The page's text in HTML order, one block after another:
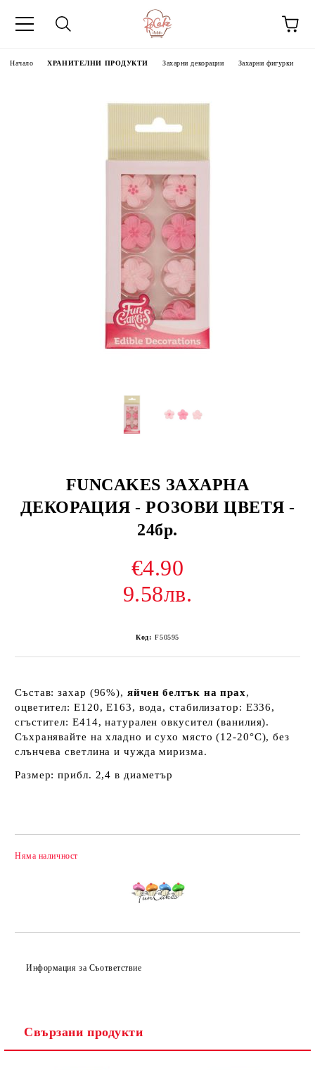
Начало ХРАНИТЕЛНИ ПРОДУКТИ Захарни декорации Захарни фигурки
FUNCAKES ЗАХАРНА
ДЕКОРАЦИЯ - РОЗОВИ ЦВЕТЯ -
24бр.
€4.90
9.58лв.
Код: F50595
Състав: захар (96%), яйчен белтък на прах,
оцветител: Е120, Е163, вода, стабилизатор: Е336,
сгъстител: Е414, натурален овкусител (ванилия).
Съхранявайте на хладно и сухо място (12-20°C), без
слънчева светлина и чужда миризма.
Размер: прибл. 2,4 в диаметър
Няма наличност
Информация за Съответствие
Свързани продукти